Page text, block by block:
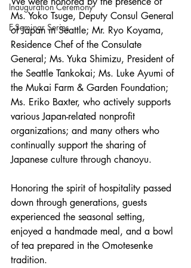
Inauguration Ceremony
E-Seminar Series
Ms. Yoko Tsuge, Deputy Consul General
of Japan in Seattle; Mr. Ryo Koyama,
Residence Chef of the Consulate
General; Ms. Yuka Shimizu, President of
the Seattle Tankokai; Ms. Luke Ayumi of
the Mukai Farm & Garden Foundation;
Ms. Eriko Baxter, who actively supports
various Japan-related nonprofit
organizations; and many others who
continually support the sharing of
Japanese culture through chanoyu.
Honoring the spirit of hospitality passed
down through generations, guests
experienced the seasonal setting,
enjoyed a handmade meal, and a bowl
of tea prepared in the Omotesenke
tradition.